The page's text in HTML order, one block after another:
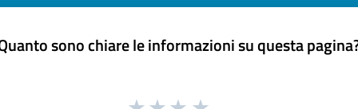
sono chiare le informazioni su questa